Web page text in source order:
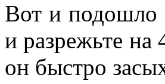
Вот и подошло
и разрежьте на
он быстро